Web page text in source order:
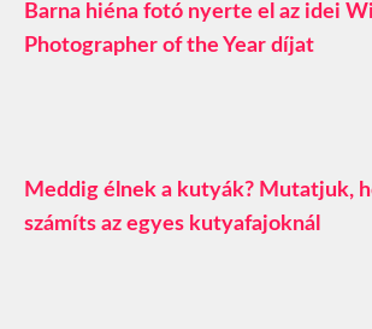
Barna hiéna fotó nyerte el az idei
Photographer of the Year díjat
Meddig élnek a kutyák? Mutatjuk,
számíts az egyes kutyafajoknál